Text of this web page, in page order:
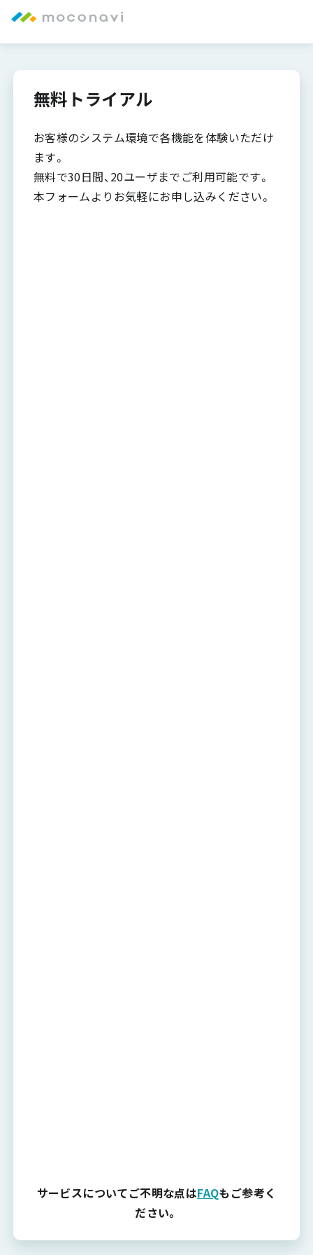
無料トライアル
お客様のシステム環境で各機能を体験いただけ
ます。
無料で30日間、20ユーザまでご利用可能です。
本フォームよりお気軽にお申し込みください。
サービスについてご不明な点はFAQもご参考く
ださい。